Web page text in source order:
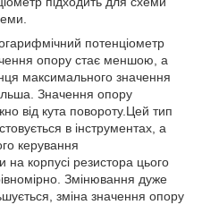
потенціометр
опору стає меншою, а
максимального значення
Значення опору
від кута повороту.Цей тип
в інструментах, а
керування
на корпусі резистора цього
Змінювання дуже
зміна значення опору